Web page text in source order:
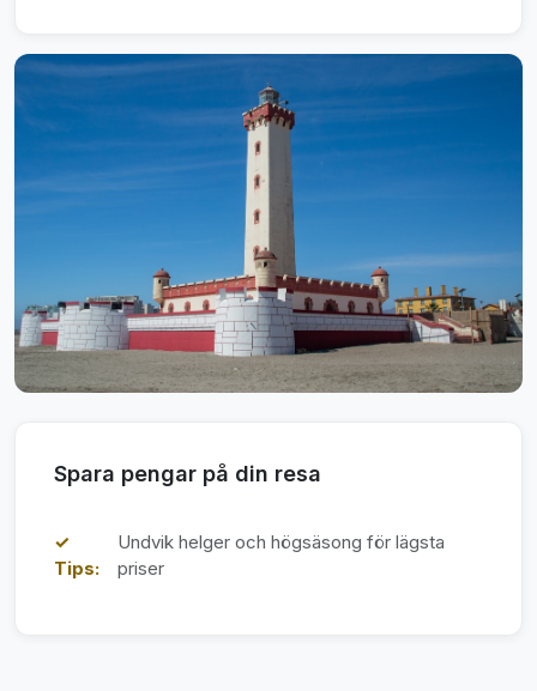
Spara pengar på din resa
✓
Tips:
Undvik helger och högsäsong för lägsta
priser